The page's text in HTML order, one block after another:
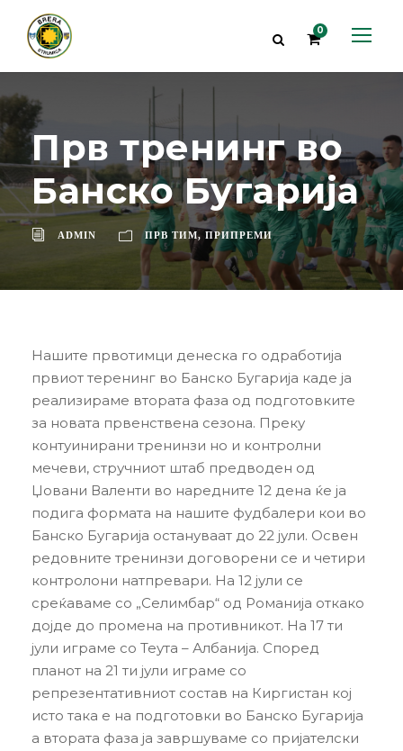
0
Прв тренинг во
Банско Бугарија
ADMIN ПРВ ТИМ, ПРИПРЕМИ
Нашите првотимци денеска го одработија
првиот теренинг во Банско Бугарија каде ја
реализираме втората фаза од подготовките
за новата првенствена сезона. Преку
контуинирани тренинзи но и контролни
мечеви, стручниот штаб предводен од
Џовани Валенти во наредните 12 дена ќе ја
подига формата на нашите фудбалери кои во
Банско Бугарија остануваат до 22 јули. Освен
редовните тренинзи договорени се и четири
контролони натпревари. На 12 јули се
среќаваме со „Селимбар“ од Романија откако
дојде до промена на противникот. На 17 ти
јули играме со Теута – Албанија. Според
планот на 21 ти јули играме со
репрезентативниот состав на Киргистан кој
исто така е на подготовки во Банско Бугарија
а втората фаза ја завршуваме со пријателски